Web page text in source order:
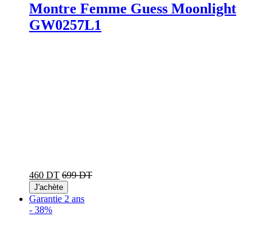
Montre Femme Guess Moonlight
GW0257L1
460 DT 699 DT
J'achète
Garantie 2 ans
- 38%